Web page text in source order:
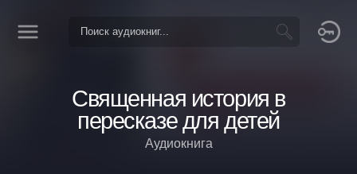
Священная история в
пересказе для детей
Аудиокнига